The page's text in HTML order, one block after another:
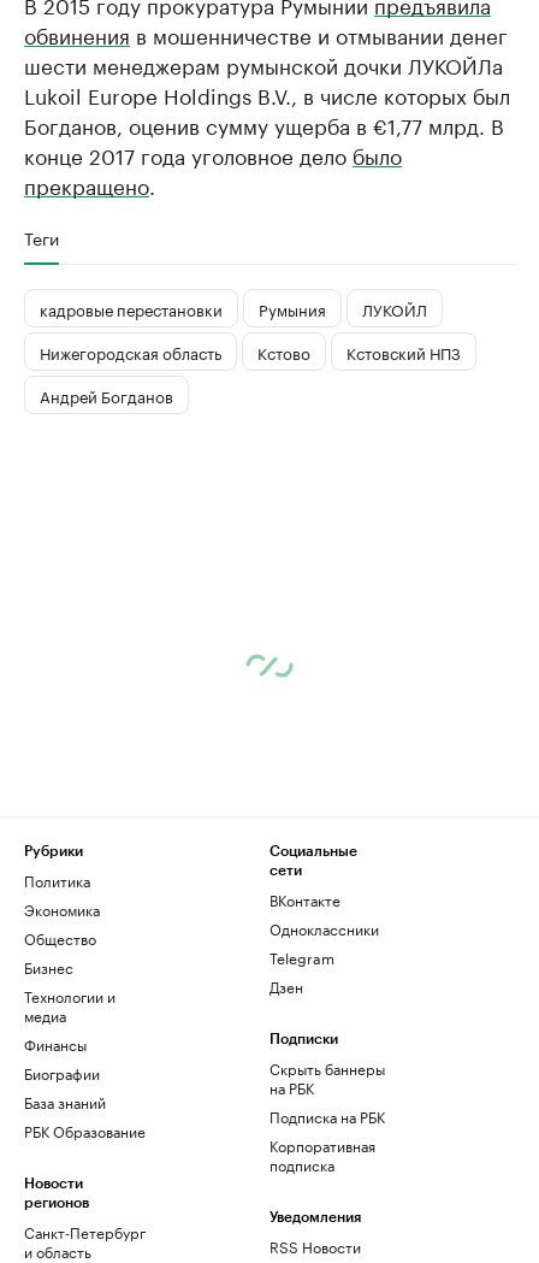
обвинения в мошенничестве и отмывании денег
шести менеджерам румынской дочки ЛУКОЙЛа
Lukoil Europe Holdings B.V., в числе которых был
Богданов, оценив сумму ущерба в €1,77 млрд. В
конце 2017 года уголовное дело было
прекращено
Теги
кадровые перестановки Румыния
ЛУКОЙЛ
Нижегородская область
Кстово
Кстовский НПЗ
Андрей Богданов
Рубрики
Политика
Экономика
Общество
Бизнес
Технологии и
медиа
Финансы
Биографии
База знаний
РБК Образование
Новости
регионов
Санкт-Петербург
и область
Социальные
сети
ВКонтакте
Одноклассники
Telegram
Дзен
Подписки
Скрыть баннеры
на РБК
Подписка на РБК
Корпоративная
подписка
Уведомления
RSS Новости